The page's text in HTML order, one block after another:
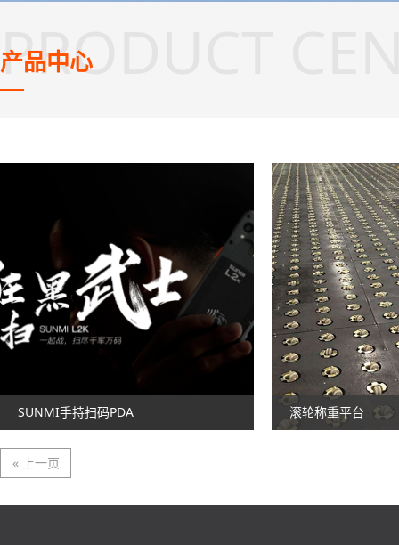
产品中心
PRODUCT
SUNMI手持扫码PDA 滚轮称重平台
« 上一页